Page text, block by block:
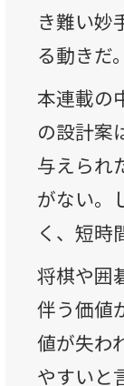
き難い妙
る動きだ。
本連載の
の設計案
与えられ
がない。
く、短時
将棋や囲
伴う価値
値が失わ
やすいと